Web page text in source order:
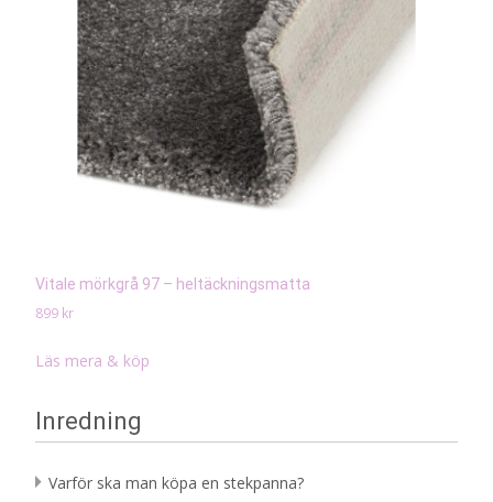
Vitale mörkgrå 97 – heltäckningsmatta
899 kr
Läs mera & köp
Inredning
Varför ska man köpa en stekpanna?